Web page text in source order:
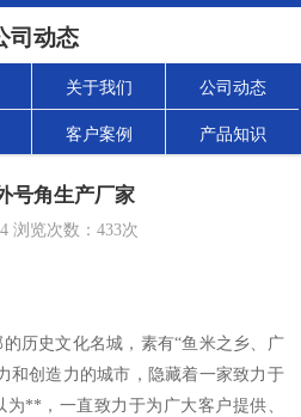
司动态
关于我们 公司动态
客户案例 产品知识
号角生产厂家
浏览次数： 433次
历史文化名城，素有“鱼米之乡、广
和创造力的城市，隐藏着一家致力于
**，一直致力于为广大客户提供、